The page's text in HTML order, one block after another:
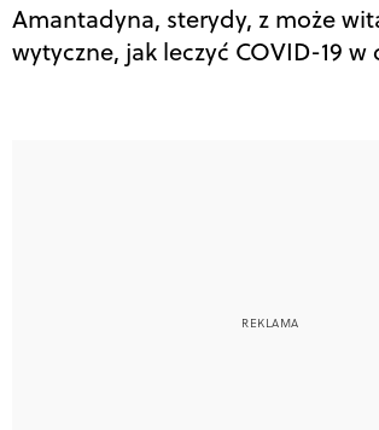
Amantadyna, sterydy, z może
wytyczne, jak leczyć COVID-19 w